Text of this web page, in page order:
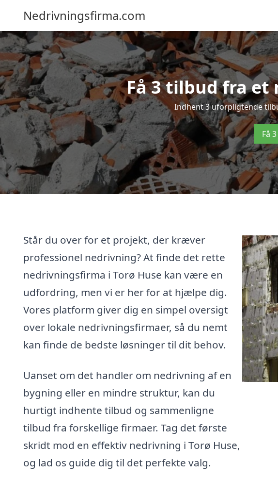
Nedrivningsfirma.com
Få 3 tilbud fra et
Indhent 3 uforpligtende
Få
Står du over for et projekt, der kræver
professionel nedrivning? At finde det rette
nedrivningsfirma i Torø Huse kan være en
udfordring, men vi er her for at hjælpe dig.
Vores platform giver dig en simpel oversigt
over lokale nedrivningsfirmaer, så du nemt
kan finde de bedste løsninger til dit behov.
Uanset om det handler om nedrivning af en
bygning eller en mindre struktur, kan du
hurtigt indhente tilbud og sammenligne
tilbud fra forskellige firmaer. Tag det første
skridt mod en effektiv nedrivning i Torø Huse,
og lad os guide dig til det perfekte valg.